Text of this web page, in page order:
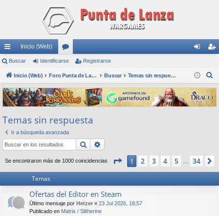
nl
ac
es
rá
pi
do
s
Inicio (Web)
or
os nti
fic
ar
ist
ra
rs
Buscar Identificarse Registrarse
Inicio (Web) Foro Punta de Lanza Wargames Buscar Temas sin respuesta
s
c
Temas sin respuesta
Ir a búsqueda avanzada
Buscar
Se encontraron más de 1000 coincidencias Página de 34
1 2 3 4 5 34
Temas
Ofertas del Editor en Steam
Último mensaje por Hetzer « 23 Jul 2026, 18:57
Publicado en Matrix / Slitherine